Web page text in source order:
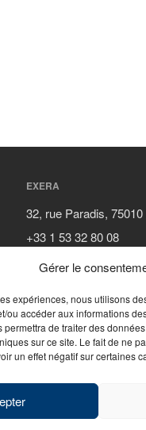
Gérer le
expériences, nous utilisons
ou accéder aux informations
de traiter des
sur ce site. Le fait de ne
un effet négatif sur certaines
EXERA
32, rue Paradis,
+33 1 53 32 80 08
contact@exera.com